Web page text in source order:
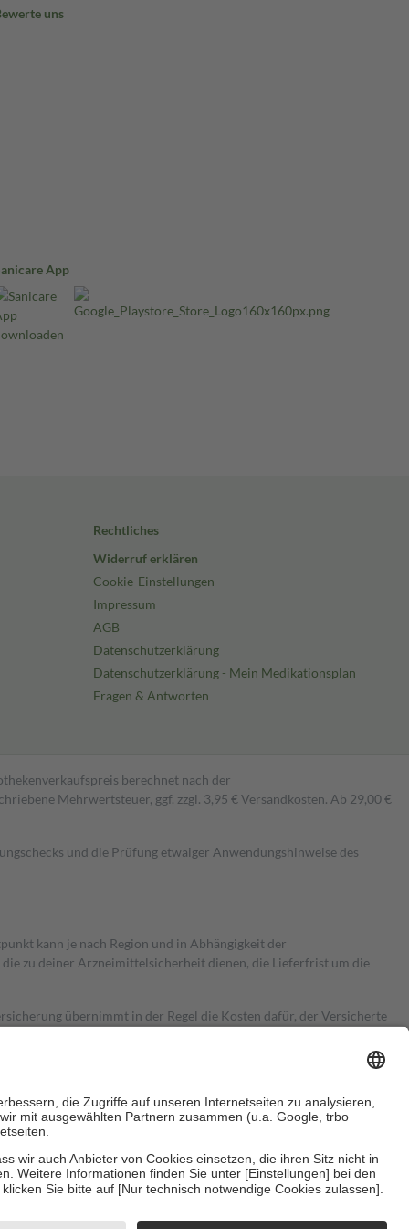
uns
App
Rechtliches
Widerruf erklären
Cookie-Einstellungen
Impressum
AGB
Datenschutzerklärung
Datenschutzerklärung - Mein Medikationsplan
Fragen & Antworten
berechnet nach der
Mehrwertsteuer, ggf. zzgl. 3,95 € Versandkosten. Ab 29,00 €
und die Prüfung etwaiger Anwendungshinweise des
kann je nach Region und in Abhängigkeit der
zu deiner Arzneimittelsicherheit dienen, die Lieferfrist um die
übernimmt in der Regel die Kosten dafür, der Versicherte
Es sind jedoch nie mehr als die tatsächlichen Kosten der Leistung
Zuzahlungen